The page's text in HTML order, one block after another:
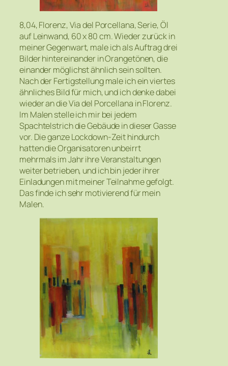
8,04, Florenz, Via del Porcellana, Serie, Öl
auf Leinwand, 60 x 80 cm. Wieder zurück in
meiner Gegenwart, male ich als Auftrag drei
Bilder hintereinander in Orangetönen, die
einander möglichst ähnlich sein sollten.
Nach der Fertigstellung male ich ein viertes
ähnliches Bild für mich, und ich denke dabei
wieder an die Via del Porcellana in Florenz.
Im Malen stelle ich mir bei jedem
Spachtelstrich die Gebäude in dieser Gasse
vor. Die ganze Lockdown-Zeit hindurch
hatten die Organisatoren unbeirrt
mehrmals im Jahr ihre Veranstaltungen
weiter betrieben, und ich bin jeder ihrer
Einladungen mit meiner Teilnahme gefolgt.
Das finde ich sehr motivierend für mein
Malen.